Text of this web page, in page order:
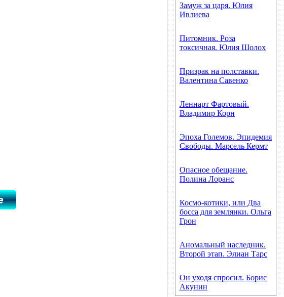
Замуж за царя. Юлия
Ивлиева
Питомник. Роза
токсичная. Юлия Шолох
Призрак на полставки.
Валентина Савенко
Леннарт Фартовый.
Владимир Корн
Эпоха Големов. Эпидемия
Свободы. Марсель Кермт
Опасное обещание.
Полина Лоранс
Космо-котики, или Два
босса для землянки. Ольга
Грон
Аномальный наследник.
Второй этап. Элиан Тарс
Он уходя спросил. Борис
Акунин